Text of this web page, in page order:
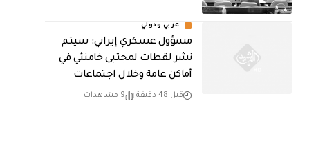
عربي ودولي
مسؤول عسكري إيراني: سيتم
نشر لقطات لمجتبى خامنئي في
أماكن عامة وخلال اجتماعات
قبل 48 دقيقة 9 مشاهدات